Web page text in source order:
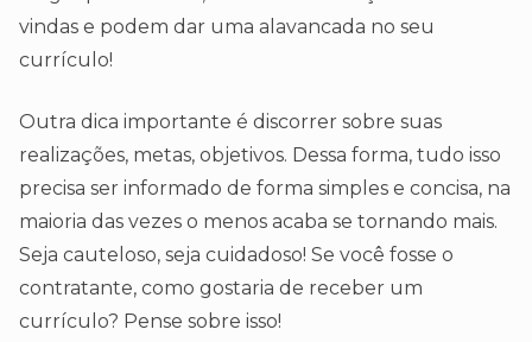
vindas e podem dar uma alavancada no seu
currículo!
Outra dica importante é discorrer sobre suas
realizações, metas, objetivos. Dessa forma, tudo isso
precisa ser informado de forma simples e concisa, na
maioria das vezes o menos acaba se tornando mais.
Seja cauteloso, seja cuidadoso! Se você fosse o
contratante, como gostaria de receber um
currículo? Pense sobre isso!